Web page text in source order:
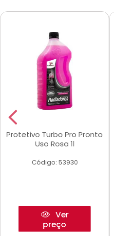
Protetivo Turbo Pro Pronto
Uso Rosa 1l
Código: 53930
Ver
preço